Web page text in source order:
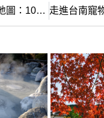
台南老宅咖啡廳地圖：10間文青必訪，穿越時空的復古懷舊之旅